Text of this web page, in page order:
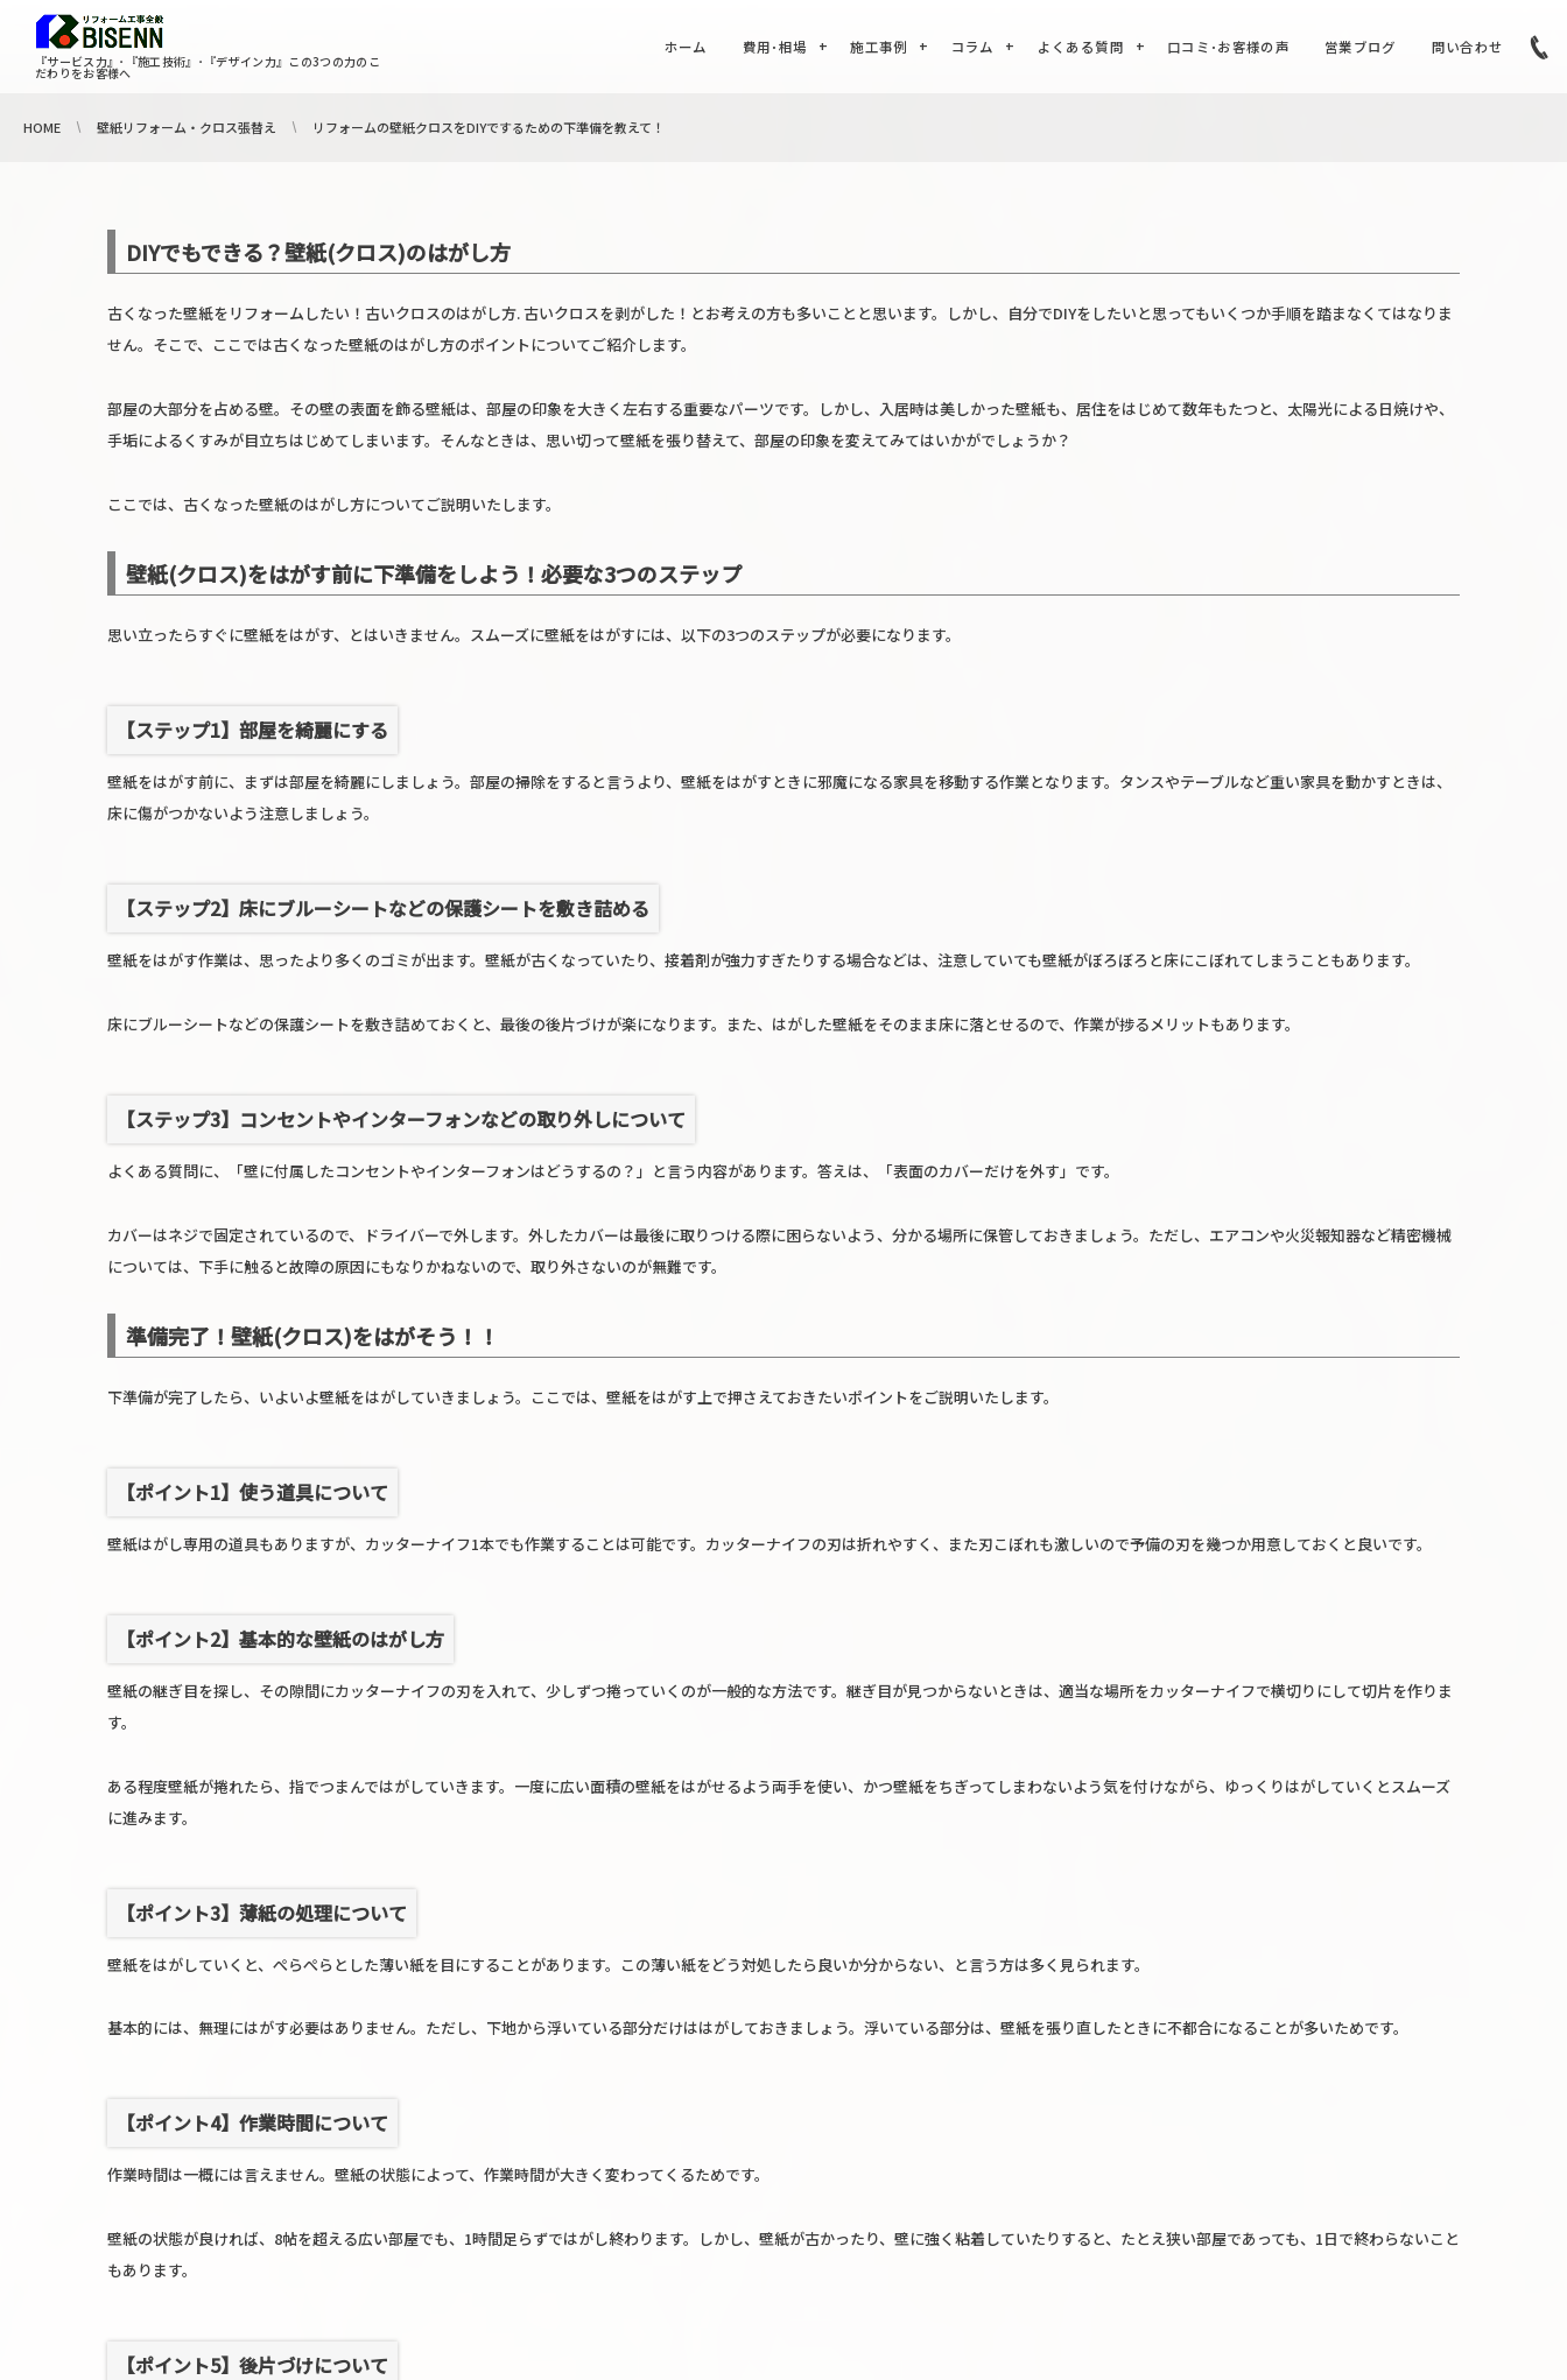
『サービス力』･『施工技術』･『デザイン力』この3つの力のこ
だわりをお客様へ
ホーム 費用･相場 施工事例 コラム よくある質問 口コミ･お客様の声 営業ブログ 問い合わせ
HOME 壁紙リフォーム・クロス張替え リフォームの壁紙クロスをDIYでするための下準備を教えて！
DIYでもできる？壁紙(クロス)のはがし方
古くなった壁紙をリフォームしたい！古いクロスのはがし方. 古いクロスを剥がした！とお考えの方も多いことと思います。しかし、自分でDIYをしたいと思ってもいくつか手順を踏まなくてはなりま
せん。そこで、ここでは古くなった壁紙のはがし方のポイントについてご紹介します。
部屋の大部分を占める壁。その壁の表面を飾る壁紙は、部屋の印象を大きく左右する重要なパーツです。しかし、入居時は美しかった壁紙も、居住をはじめて数年もたつと、太陽光による日焼けや、
手垢によるくすみが目立ちはじめてしまいます。そんなときは、思い切って壁紙を張り替えて、部屋の印象を変えてみてはいかがでしょうか？
ここでは、古くなった壁紙のはがし方についてご説明いたします。
壁紙(クロス)をはがす前に下準備をしよう！必要な3つのステップ
思い立ったらすぐに壁紙をはがす、とはいきません。スムーズに壁紙をはがすには、以下の3つのステップが必要になります。
【ステップ1】部屋を綺麗にする
壁紙をはがす前に、まずは部屋を綺麗にしましょう。部屋の掃除をすると言うより、壁紙をはがすときに邪魔になる家具を移動する作業となります。タンスやテーブルなど重い家具を動かすときは、
床に傷がつかないよう注意しましょう。
【ステップ2】床にブルーシートなどの保護シートを敷き詰める
壁紙をはがす作業は、思ったより多くのゴミが出ます。壁紙が古くなっていたり、接着剤が強力すぎたりする場合などは、注意していても壁紙がぼろぼろと床にこぼれてしまうこともあります。
床にブルーシートなどの保護シートを敷き詰めておくと、最後の後片づけが楽になります。また、はがした壁紙をそのまま床に落とせるので、作業が捗るメリットもあります。
【ステップ3】コンセントやインターフォンなどの取り外しについて
よくある質問に、「壁に付属したコンセントやインターフォンはどうするの？」と言う内容があります。答えは、「表面のカバーだけを外す」です。
カバーはネジで固定されているので、ドライバーで外します。外したカバーは最後に取りつける際に困らないよう、分かる場所に保管しておきましょう。ただし、エアコンや火災報知器など精密機械
については、下手に触ると故障の原因にもなりかねないので、取り外さないのが無難です。
準備完了！壁紙(クロス)をはがそう！！
下準備が完了したら、いよいよ壁紙をはがしていきましょう。ここでは、壁紙をはがす上で押さえておきたいポイントをご説明いたします。
【ポイント1】使う道具について
壁紙はがし専用の道具もありますが、カッターナイフ1本でも作業することは可能です。カッターナイフの刃は折れやすく、また刃こぼれも激しいので予備の刃を幾つか用意しておくと良いです。
【ポイント2】基本的な壁紙のはがし方
壁紙の継ぎ目を探し、その隙間にカッターナイフの刃を入れて、少しずつ捲っていくのが一般的な方法です。継ぎ目が見つからないときは、適当な場所をカッターナイフで横切りにして切片を作りま
す。
ある程度壁紙が捲れたら、指でつまんではがしていきます。一度に広い面積の壁紙をはがせるよう両手を使い、かつ壁紙をちぎってしまわないよう気を付けながら、ゆっくりはがしていくとスムーズ
に進みます。
【ポイント3】薄紙の処理について
壁紙をはがしていくと、ぺらぺらとした薄い紙を目にすることがあります。この薄い紙をどう対処したら良いか分からない、と言う方は多く見られます。
基本的には、無理にはがす必要はありません。ただし、下地から浮いている部分だけははがしておきましょう。浮いている部分は、壁紙を張り直したときに不都合になることが多いためです。
【ポイント4】作業時間について
作業時間は一概には言えません。壁紙の状態によって、作業時間が大きく変わってくるためです。
壁紙の状態が良ければ、8帖を超える広い部屋でも、1時間足らずではがし終わります。しかし、壁紙が古かったり、壁に強く粘着していたりすると、たとえ狭い部屋であっても、1日で終わらないこと
もあります。
【ポイント5】後片づけについて